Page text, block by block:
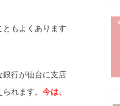
もよくあります
銀行が仙台に支店
れます。 今は、